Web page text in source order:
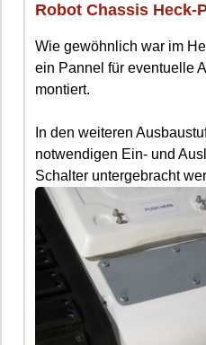
Robot Chassis Heck-
Wie gewöhnlich war im
ein Pannel für eventuelle
montiert.
In den weiteren
notwendigen Ein- und
Schalter untergebracht